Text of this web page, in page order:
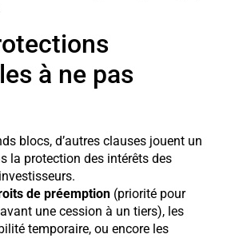
à ne pas
blocs, d’autres clauses jouent un
la protection des intérêts des
de préemption (priorité pour
une cession à un tiers), les
temporaire, ou encore les